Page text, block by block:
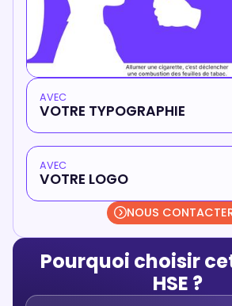
AVEC
VOTRE TYPOGRAPHIE
AVEC
VOTRE LOGO
NOUS
Pourquoi choisir
HSE ?